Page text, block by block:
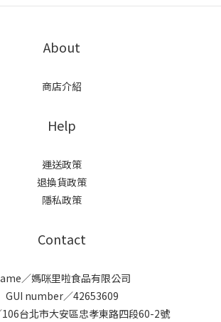
About
商店介紹
Help
運送政策
退換貨政策
隱私政策
Contact
／媽咪里啦食品有限公司
GUI number／42653609
106台北市大安區忠孝東路四段60-2號